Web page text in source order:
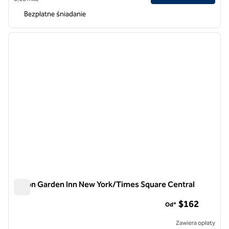
Bezpłatne śniadanie
1 z 11
Hilton Garden Inn New York/Times Square Central
Od* $162
Zawiera opłaty